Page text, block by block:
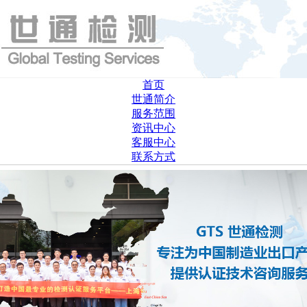
首页
世通简介
服务范围
资讯中心
客服中心
联系方式